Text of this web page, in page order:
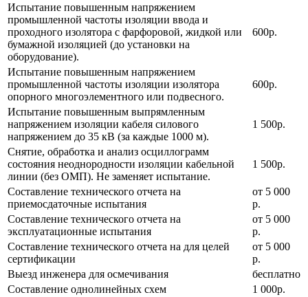
Испытание повышенным напряжением
промышленной частоты изоляции ввода и
проходного изолятора с фарфоровой, жидкой или
бумажной изоляцией (до установки на
оборудование).
600р.
Испытание повышенным напряжением
промышленной частоты изоляции изолятора
опорного многоэлементного или подвесного.
600р.
Испытание повышенным выпрямленным
напряжением изоляции кабеля силового
напряжением до 35 кВ (за каждые 1000 м).
1 500р.
Снятие, обработка и анализ осциллограмм
состояния неоднородности изоляции кабельной
линии (без ОМП). Не заменяет испытание.
1 500р.
Составление технического отчета на
приемосдаточные испытания
от 5 000
р.
Составление технического отчета на
эксплуатационные испытания
от 5 000
р.
Составление технического отчета на для целей
сертификации
от 5 000
р.
Выезд инженера для осмечивания
бесплатно
Составление однолинейных схем
1 000р.